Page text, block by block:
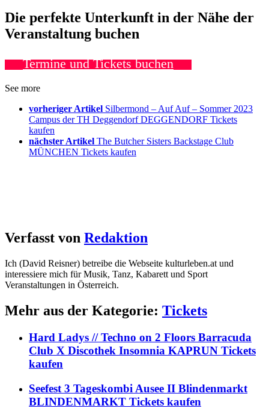
Die perfekte Unterkunft in der Nähe der
Veranstaltung buchen
Termine und Tickets buchen
See more
vorheriger Artikel Silbermond – Auf Auf – Sommer 2023
Campus der TH Deggendorf DEGGENDORF Tickets
kaufen
nächster Artikel The Butcher Sisters Backstage Club
MÜNCHEN Tickets kaufen
Verfasst von Redaktion
Ich (David Reisner) betreibe die Webseite kulturleben.at und
interessiere mich für Musik, Tanz, Kabarett und Sport
Veranstaltungen in Österreich.
Mehr aus der Kategorie: Tickets
Hard Ladys // Techno on 2 Floors Barracuda
Club X Discothek Insomnia KAPRUN Tickets
kaufen
Seefest 3 Tageskombi Ausee II Blindenmarkt
BLINDENMARKT Tickets kaufen